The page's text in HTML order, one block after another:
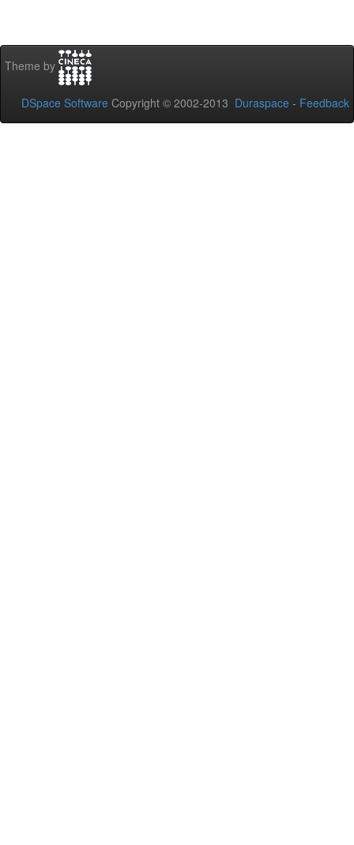
Theme by
DSpace Software Copyright © 2002-2013 Duraspace - Feedback